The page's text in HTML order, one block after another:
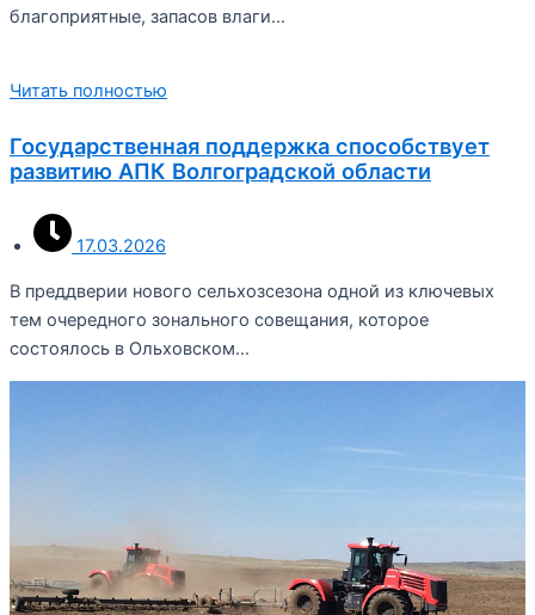
благоприятные, запасов влаги…
Читать полностью
Государственная поддержка способствует
развитию АПК Волгоградской области
17.03.2026
В преддверии нового сельхозсезона одной из ключевых
тем очередного зонального совещания, которое
состоялось в Ольховском…